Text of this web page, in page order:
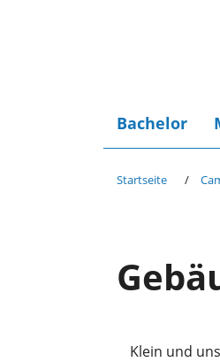
Bachelor
Startseite
Klein und